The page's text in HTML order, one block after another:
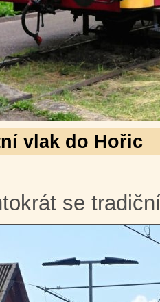
vlak do Hořic
se